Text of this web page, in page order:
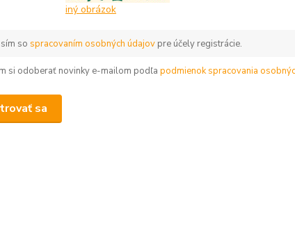
iný obrázok
so spracovaním osobných údajovpre účely registrácie.
si odoberať novinky e-mailom podľa podmienok spracovania
sa